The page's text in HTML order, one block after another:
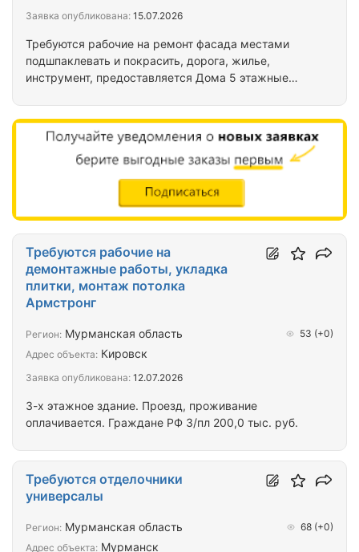
Требуются рабочие на ремонт фасада местами
подшпаклевать и покрасить, дорога, жилье,
инструмент, предоставляется Дома 5 этажные
Заявка опубликована: 15.07.2026
3-х этажное здание. Проезд, проживание
оплачивается. Граждане РФ З/пл 200,0 тыс. руб.
Требуются рабочие на
демонтажные работы, укладка
плитки, монтаж потолка
Армстронг
Регион: Мурманская область 53 (+0)
Адрес объекта: Кировск
Заявка опубликована: 12.07.2026
Требуются отделочники
универсалы
Регион: Мурманская область 68 (+0)
Адрес объекта: Мурманск